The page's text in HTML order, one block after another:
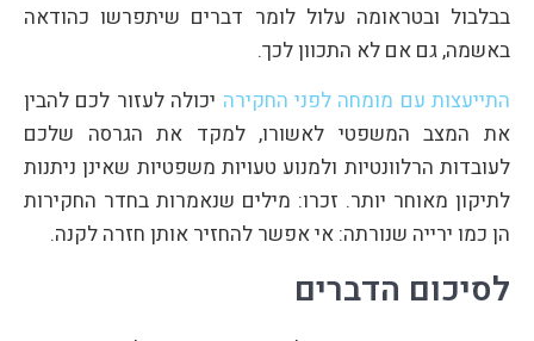
בבלבול ובטראומה עלול לומר דברים שיתפרשו כהודאה
באשמה, גם אם לא התכוון לכך.
התייעצות עם מומחה לפני החקירה יכולה לעזור לכם להבין
את המצב המשפטי לאשורו, למקד את הגרסה שלכם
לעובדות הרלוונטיות ולמנוע טעויות משפטיות שאינן ניתנות
לתיקון מאוחר יותר. זכרו: מילים שנאמרות בחדר החקירות
הן כמו ירייה שנורתה: אי אפשר להחזיר אותן חזרה לקנה.
לסיכום הדברים